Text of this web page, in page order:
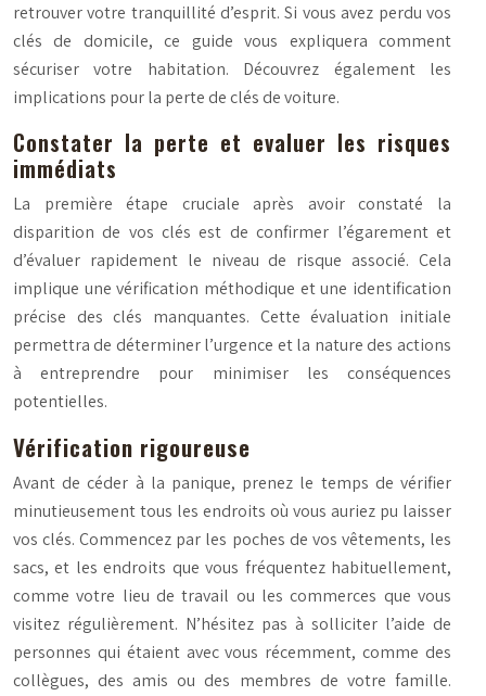
retrouver votre tranquillité d’esprit. Si vous avez perdu vos
clés de domicile, ce guide vous expliquera comment
sécuriser votre habitation. Découvrez également les
implications pour la perte de clés de voiture.
Constater la perte et evaluer les risques
immédiats
La première étape cruciale après avoir constaté la
disparition de vos clés est de confirmer l’égarement et
d’évaluer rapidement le niveau de risque associé. Cela
implique une vérification méthodique et une identification
précise des clés manquantes. Cette évaluation initiale
permettra de déterminer l’urgence et la nature des actions
à entreprendre pour minimiser les conséquences
potentielles.
Vérification rigoureuse
Avant de céder à la panique, prenez le temps de vérifier
minutieusement tous les endroits où vous auriez pu laisser
vos clés. Commencez par les poches de vos vêtements, les
sacs, et les endroits que vous fréquentez habituellement,
comme votre lieu de travail ou les commerces que vous
visitez régulièrement. N’hésitez pas à solliciter l’aide de
personnes qui étaient avec vous récemment, comme des
collègues, des amis ou des membres de votre famille.